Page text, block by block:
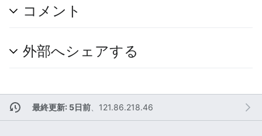
コメント
外部へシェアする
最終更新: 5日前、 121.86.218.46